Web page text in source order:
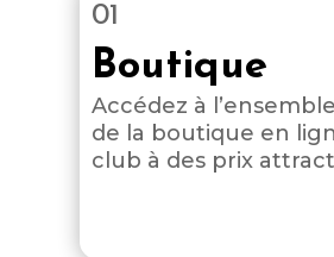
01
Boutique
Accédez à
de la boutique en
club à des prix